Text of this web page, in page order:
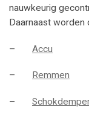
nauwkeurig
Daarnaast
– Accu
– Remmen
–